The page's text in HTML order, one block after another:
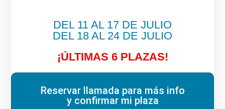
DEL 11 AL 17 DE JULIO
DEL 18 AL 24 DE JULIO
¡ÚLTIMAS 6 PLAZAS!
Reservar llamada para más info
y confirmar mi plaza